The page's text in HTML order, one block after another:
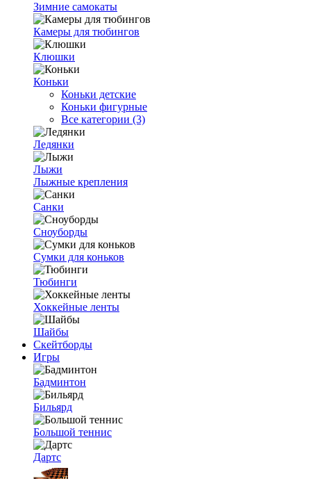
Зимние самокаты
Камеры для тюбингов
Клюшки
Коньки
Коньки детские
Коньки фигурные
Все категории (3)
Ледянки
Лыжи
Лыжные крепления
Санки
Сноуборды
Сумки для коньков
Тюбинги
Хоккейные ленты
Шайбы
Скейтборды
Игры
Бадминтон
Бильярд
Большой теннис
Дартс